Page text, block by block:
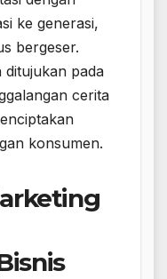
ke generasi,
bergeser.
ditujukan pada
cerita
konsumen.